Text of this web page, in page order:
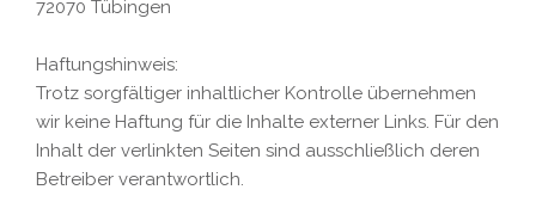
72070 Tübingen
Haftungshinweis:
Trotz sorgfältiger inhaltlicher Kontrolle übernehmen
wir keine Haftung für die Inhalte externer Links. Für den
Inhalt der verlinkten Seiten sind ausschließlich deren
Betreiber verantwortlich.